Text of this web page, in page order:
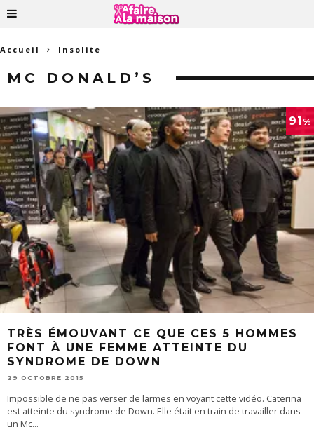
Accueil Insolite
MC DONALD’S
91 %
TRÈS ÉMOUVANT CE QUE CES 5 HOMMES
FONT À UNE FEMME ATTEINTE DU
SYNDROME DE DOWN
29 OCTOBRE 2015
Impossible de ne pas verser de larmes en voyant cette vidéo. Caterina
est atteinte du syndrome de Down. Elle était en train de travailler dans
un Mc...